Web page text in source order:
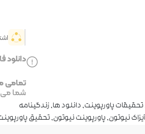
دانلود
تمامی
شما
تحقیقات پاورپوینت,دانلود ها,زندگینامه
نیوتون,پاورپوینت نیوتون,تحقیق